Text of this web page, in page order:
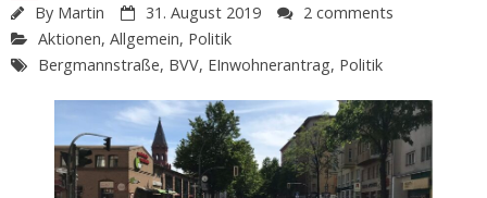
By Martin 31. August 2019
2 comments
Aktionen, Allgemein, Politik
Bergmannstraße, BVV, EInwohnerantrag, Politik